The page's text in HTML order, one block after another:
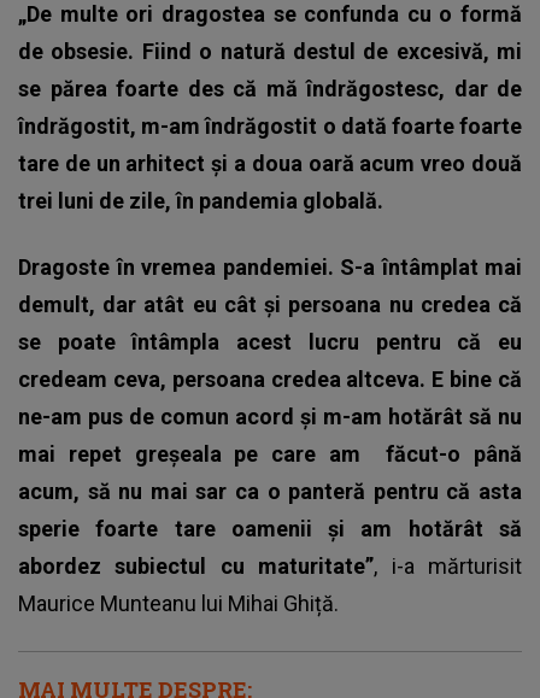
„De multe ori dragostea se confunda cu o formă
de obsesie. Fiind o natură destul de excesivă, mi
se părea foarte des că mă îndrăgostesc, dar de
îndrăgostit, m-am îndrăgostit o dată foarte foarte
tare de un arhitect și a doua oară acum vreo două
trei luni de zile, în pandemia globală.
Dragoste în vremea pandemiei. S-a întâmplat mai
demult, dar atât eu cât și persoana nu credea că
se poate întâmpla acest lucru pentru că eu
credeam ceva, persoana credea altceva. E bine că
ne-am pus de comun acord și m-am hotărât să nu
mai repet greșeala pe care am făcut-o până
acum, să nu mai sar ca o panteră pentru că asta
sperie foarte tare oamenii și am hotărât să
abordez subiectul cu maturitate”, i-a mărturisit
Maurice Munteanu lui Mihai Ghiță.
MAI MULTE DESPRE: